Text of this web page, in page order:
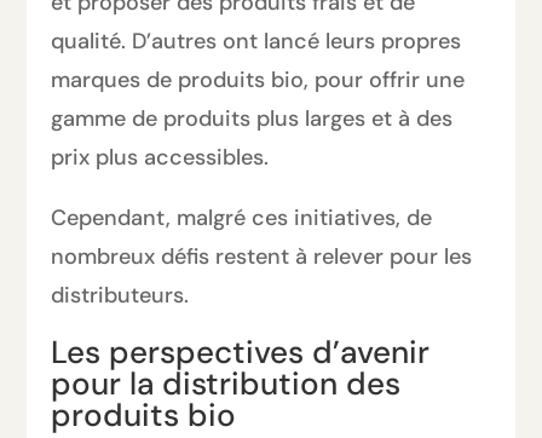
qualité. D’autres ont lancé leurs propres
marques de produits bio, pour offrir une
gamme de produits plus larges et à des
prix plus accessibles.
Cependant, malgré ces initiatives, de
nombreux défis restent à relever pour les
distributeurs.
Les perspectives d’avenir
pour la distribution des
produits bio